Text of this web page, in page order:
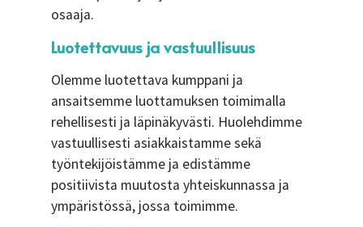
osaaja.
Luotettavuus ja vastuullisuus
Olemme luotettava kumppani ja
ansaitsemme luottamuksen toimimalla
rehellisesti ja läpinäkyvästi. Huolehdimme
vastuullisesti asiakkaistamme sekä
työntekijöistämme ja edistämme
positiivista muutosta yhteiskunnassa ja
ympäristössä, jossa toimimme.